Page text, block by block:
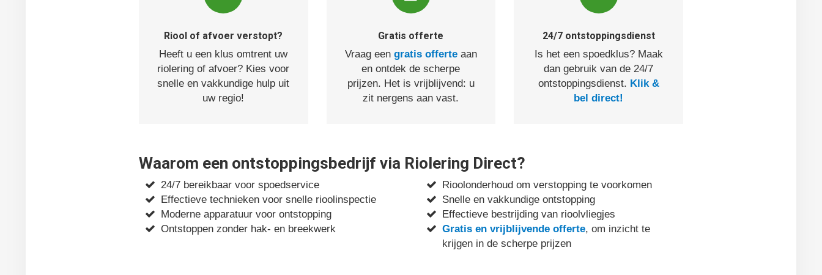
Riool of afvoer verstopt?
Heeft u een klus omtrent uw
riolering of afvoer? Kies voor
snelle en vakkundige hulp uit
uw regio!
Gratis offerte
Vraag een gratis offerteaan
en ontdek de scherpe
prijzen. Het is vrijblijvend: u
zit nergens aan vast.
24/7 ontstoppingsdienst
Is het een spoedklus? Maak
dan gebruik van de 24/7
ontstoppingsdienst. Klik &
bel direct!
Waarom een ontstoppingsbedrijf via Riolering Direct?
24/7 bereikbaar voor spoedservice
Effectieve technieken voor snelle rioolinspectie
Moderne apparatuur voor ontstopping
Ontstoppen zonder hak- en breekwerk
Rioolonderhoud om verstopping te voorkomen
Snelle en vakkundige ontstopping
Effectieve bestrijding van rioolvliegjes
Gratis en vrijblijvende offerte, om inzicht te
krijgen in de scherpe prijzen